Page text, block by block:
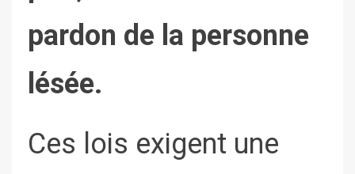
pardon de la personne
lésée.
Ces lois exigent une